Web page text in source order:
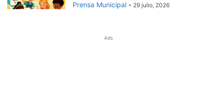
Prensa Municipal - 29 julio, 2026
Ads